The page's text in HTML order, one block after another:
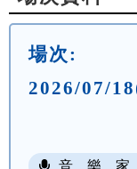
場次:
2026/07/